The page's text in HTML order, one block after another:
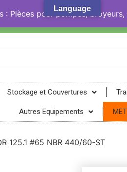
Stockage et Couvertures
Autres Equipements
125.1 #65 NBR 440/60-ST
Language
: Pièces pour pompes,